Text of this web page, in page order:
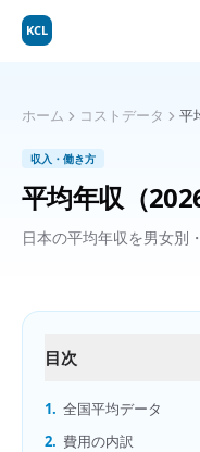
KCL
ホーム コストデータ 平
収入・働き方
平均年収（
日本の平均年収を男女別
目次
1. 全国平均データ
2. 費用の内訳